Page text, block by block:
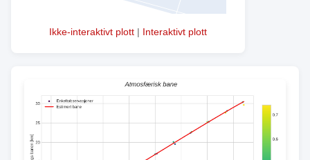
Ikke-interaktivt plott | Interaktivt plott